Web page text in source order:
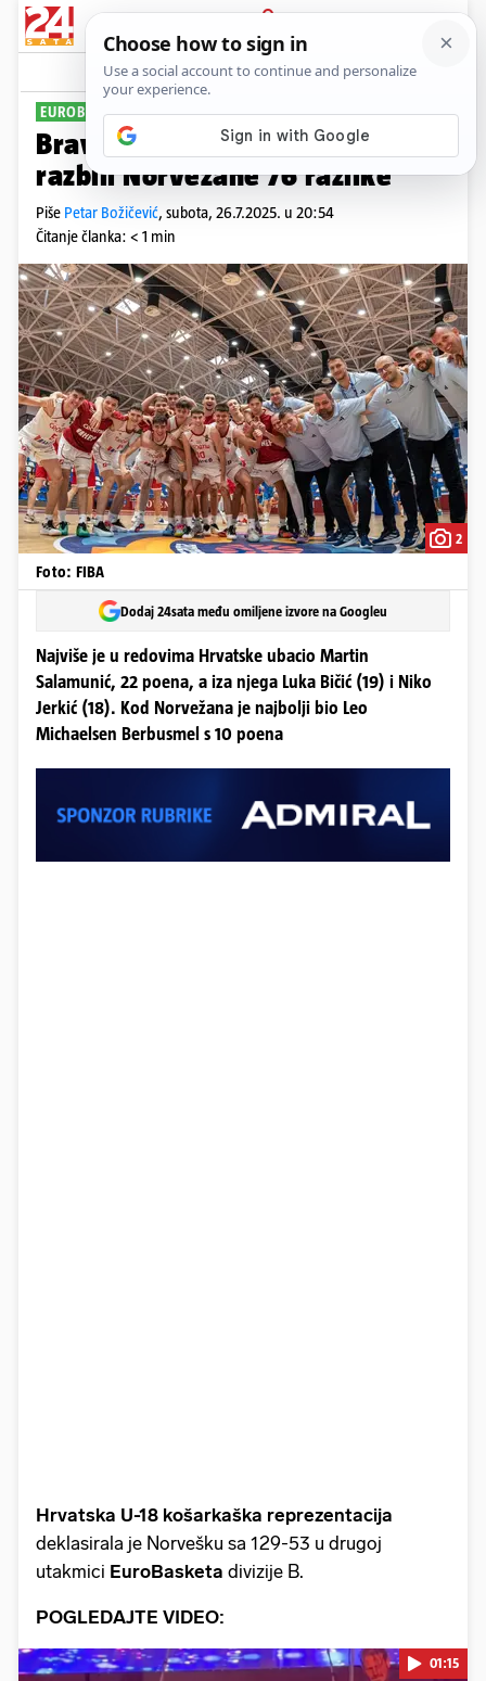
PRIJAVA
Sport Komentari
EUROBASKET
Bravo, dečki! Mladi košarkaši
razbili Norvežane 76 razlike
Piše Petar Božičević, subota, 26.7.2025. u 20:54
Čitanje članka: < 1 min
2
Foto: FIBA
Dodaj 24sata među omiljene izvore na Googleu
Najviše je u redovima Hrvatske ubacio Martin
Salamunić, 22 poena, a iza njega Luka Bičić (19) i Niko
Jerkić (18). Kod Norvežana je najbolji bio Leo
Michaelsen Berbusmel s 10 poena
Hrvatska U-18 košarkaška reprezentacija
deklasirala je Norvešku sa 129-53 u drugoj
utakmici EuroBasketa divizije B.
POGLEDAJTE VIDEO:
01:15